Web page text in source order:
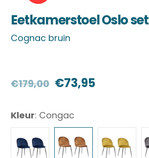
Eetkamerstoel Oslo
Cognac bruin
€179,00 Oorspronkelijke
was:
€179,00.
€73,95Huidige
€73,95.
Kleur: Congac